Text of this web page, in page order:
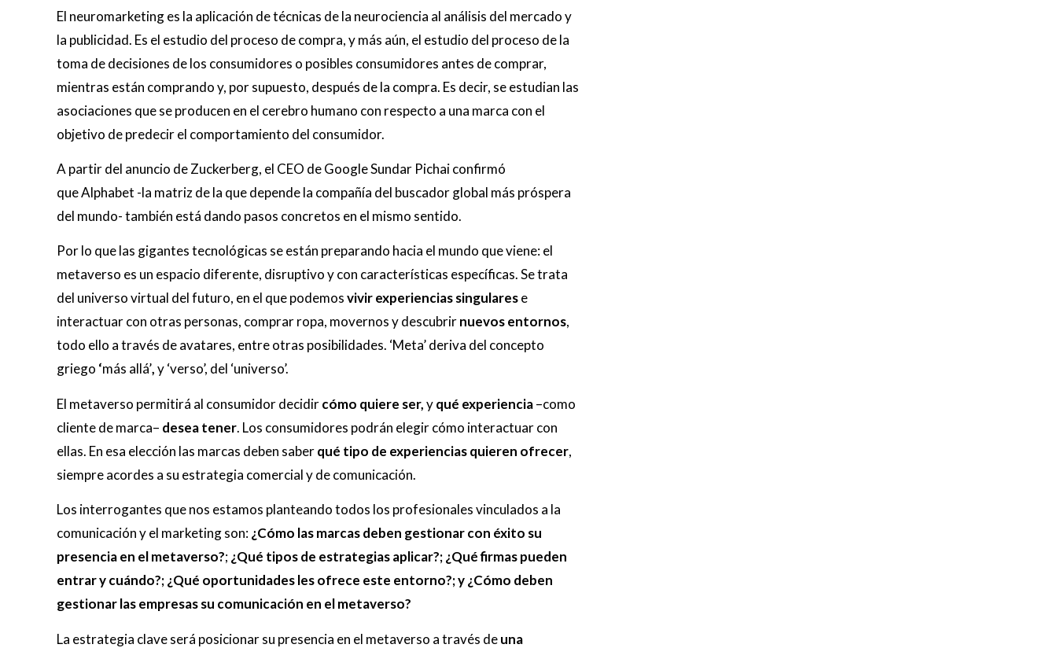
El neuromarketing es la aplicación de técnicas de la neurociencia al análisis del mercado y
la publicidad. Es el estudio del proceso de compra, y más aún, el estudio del proceso de la
toma de decisiones de los consumidores o posibles consumidores antes de comprar,
mientras están comprando y, por supuesto, después de la compra. Es decir, se estudian las
asociaciones que se producen en el cerebro humano con respecto a una marca con el
objetivo de predecir el comportamiento del consumidor.
A partir del anuncio de Zuckerberg, el CEO de GoogleSundar Pichai confirmó
que Alphabet -la matriz de la que depende la compañía del buscador global más próspera
del mundo- también está dando pasos concretos en el mismo sentido.
Por lo que las gigantes tecnológicas se están preparando hacia el mundo que viene: el
metaverso es un espacio diferente, disruptivo y con características específicas. Se trata
del universo virtual del futuro, en el que podemosvivir experiencias singularese
interactuar con otras personas, comprar ropa, movernos y descubrirnuevos entornos,
todo ello a través de avatares, entre otras posibilidades. ‘Meta’ deriva del concepto
griego ‘más allá’,y ‘verso’, del ‘universo’.
El metaverso permitirá al consumidor decidircómo quiere ser,yqué experiencia–como
cliente de marca– desea tener. Los consumidores podrán elegir cómo interactuar con
ellas. En esa elección las marcas deben saberqué tipo de experiencias quieren ofrecer,
siempre acordes a su estrategia comercial y de comunicación.
Los interrogantes que nos estamos planteando todos los profesionales vinculados a la
comunicación y el marketing son:¿Cómo las marcas deben gestionar con éxito su
presencia en el metaverso?;¿Qué tipos de estrategias aplicar?; ¿Qué firmas pueden
entrar y cuándo?; ¿Qué oportunidades les ofrece este entorno?; y ¿Cómo deben
gestionar las empresas su comunicación en el metaverso?
La estrategia clave será posicionar su presencia en el metaverso a través deuna